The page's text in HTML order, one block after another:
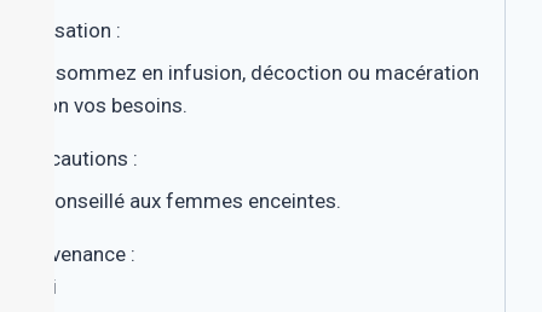
Utilisation :
Consommez en infusion, décoction ou macération
selon vos besoins.
Précautions :
Déconseillé aux femmes enceintes.
Provenance :
Mali